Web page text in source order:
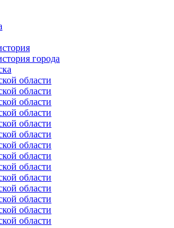
города
области
области
области
области
области
области
области
области
области
области
области
области
области
области